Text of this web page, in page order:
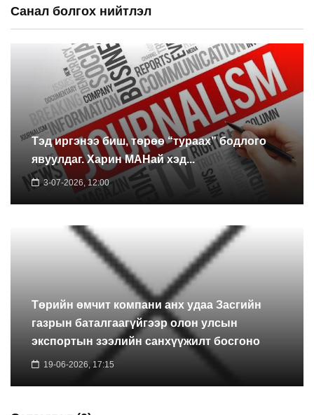
Санал болгох нийтлэл
Тэд иргэнээ биш, төрөө “тураах” бодлого
явуулдаг. Харин МАНай хэд...
3-07-2026, 12:00
Төрийн өмчит компани анх удаа Засгийн
газрын баталгаагүйгээр олон улсын
экспортын зээлийн санхүүжилт босгоно
19-06-2026, 17:15